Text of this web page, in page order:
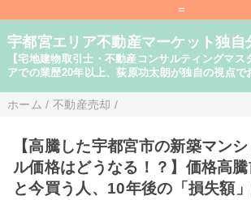
=
宇都宮エリア不動産マーケット独自
【宅地建物取引士・不動産コンサルティングマス
アでの業歴20年以上、荻原功太朗が独自の視点で
ホーム / 不動産売却 /
【高騰した宇都宮市の新築マン
ル価格はどうなる！？】価格高
と今買う人、10年後の「損失額